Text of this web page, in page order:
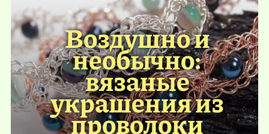
Воздушно и
необычно:
вязаные
украшения из
проволоки